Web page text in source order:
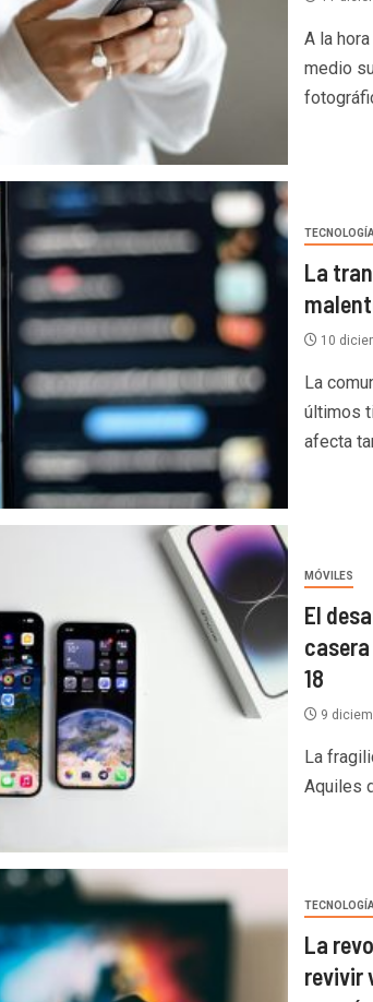
A la
medio
TECNOLOGÍA
La
10
La
últimos
afecta
MÓVILES
El
18
9
La
Aquiles
TECNOLOGÍA
La
revivir